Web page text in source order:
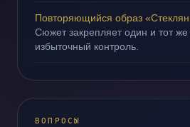
Повторяющийся образ
Сюжет закрепляет один и тот же
избыточный контроль.
ВОПРОСЫ